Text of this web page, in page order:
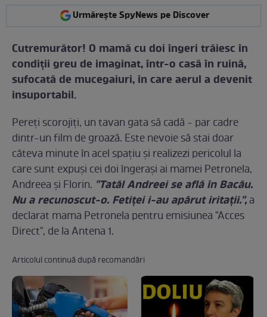
Urmărește SpyNews pe Discover
Cutremurător! O mamă cu doi îngeri trăiesc în
condiţii greu de imaginat, într-o casă în ruină,
sufocată de mucegaiuri, în care aerul a devenit
insuportabil.
Pereţi scorojiţi, un tavan gata să cadă - par cadre
dintr-un film de groază. Este nevoie să stai doar
câteva minute în acel spaţiu şi realizezi pericolul la
care sunt expuşi cei doi îngeraşi ai mamei Petronela,
Andreea şi Florin. "Tatăl Andreei se află în Bacău.
Nu a recunoscut-o. Fetiţei i-au apărut iritaţii.",a
declarat mama Petronela pentru emisiunea "Acces
Direct", de la Antena 1.
Articolul continuă după recomandări